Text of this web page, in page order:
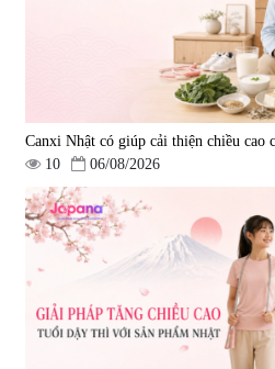
Viên uống tăng cường miễn dịch
Ribeto Shoji Fukujyusen 180
viên
32.160
9.850.000 đ
Canxi Nhật có giúp cải thiện chiều cao
10
06/08/2026